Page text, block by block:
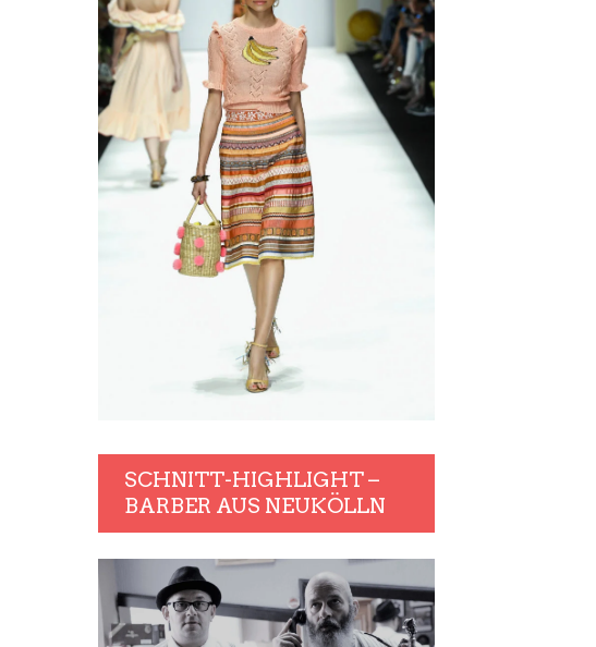
SCHNITT-HIGHLIGHT –
BARBER AUS NEUKÖLLN